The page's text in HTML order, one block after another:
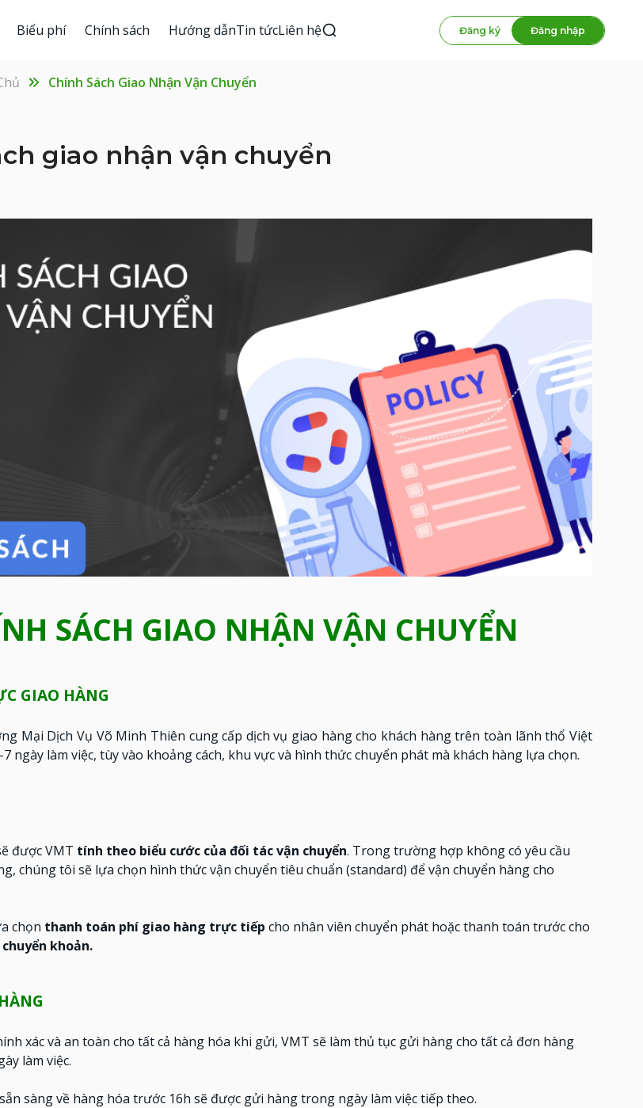
Biểu phí Chính sách Hướng dẫnTin tứcLiên hệ Đăng ký Đăng nhập
Chính Sách Giao Nhận Vận Chuyển
giao nhận vận chuyển
SÁCH GIAO NHẬN VẬN CHUYỂN
GIAO HÀNG
Mại Dịch Vụ Võ Minh Thiên cung cấp dịch vụ giao hàng cho khách hàng trên toàn lãnh thổ Việt
ngày làm việc, tùy vào khoảng cách, khu vực và hình thức chuyển phát mà khách hàng lựa chọn.
được VMT tính theo biểu cước của đối tác vận chuyển. Trong trường hợp không có yêu cầu
chúng tôi sẽ lựa chọn hình thức vận chuyển tiêu chuẩn (standard) để vận chuyển hàng cho
chọn thanh toán phí giao hàng trực tiếp cho nhân viên chuyển phát hoặc thanh toán trước cho
chuyển khoản.
xác và an toàn cho tất cả hàng hóa khi gửi, VMT sẽ làm thủ tục gửi hàng cho tất cả đơn hàng
làm việc.
sàng về hàng hóa trước 16h sẽ được gửi hàng trong ngày làm việc tiếp theo.